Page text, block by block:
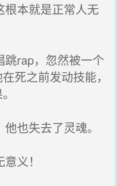
本就是正常人无
rap，忽然被一个
死之前发动技能，
也失去了灵魂。
义！